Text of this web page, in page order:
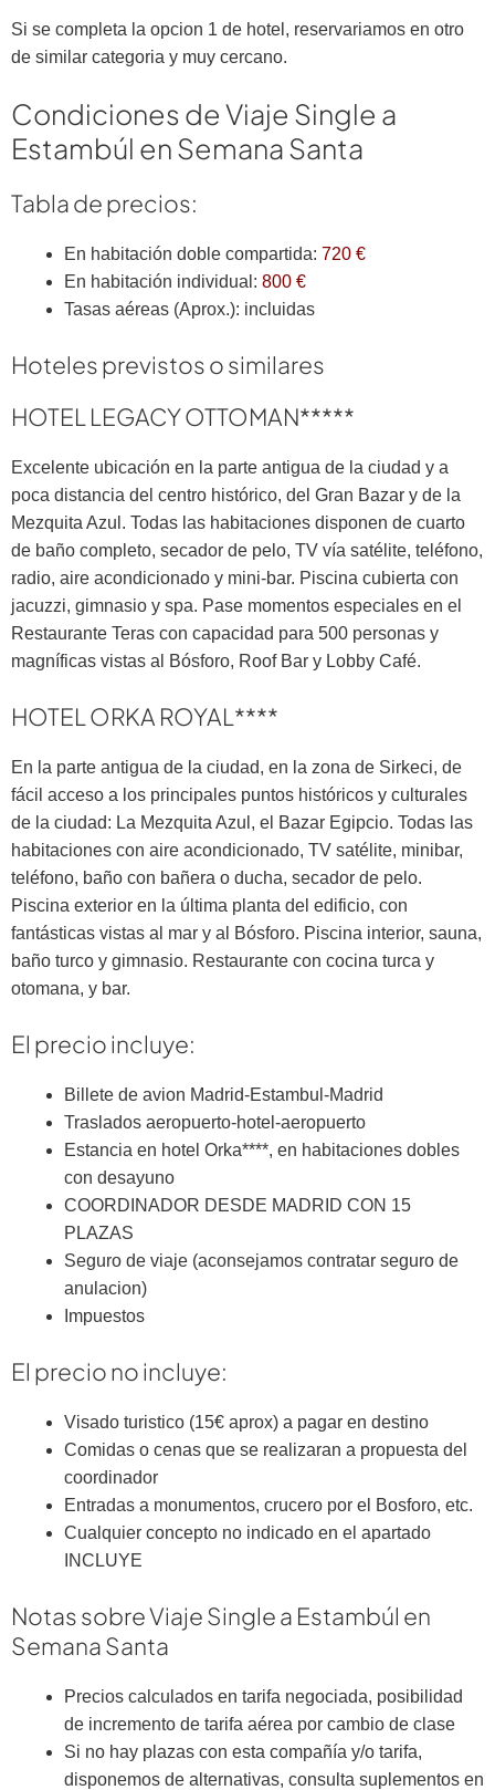
Si se completa la opcion 1 de hotel, reservariamos en otro
de similar categoria y muy cercano.
Condiciones de Viaje Single a
Estambúl en Semana Santa
Tabla de precios:
En habitación doble compartida: 720 €
En habitación individual: 800 €
Tasas aéreas (Aprox.): incluidas
Hoteles previstos o similares
HOTEL LEGACY OTTOMAN*****
Excelente ubicación en la parte antigua de la ciudad y a
poca distancia del centro histórico, del Gran Bazar y de la
Mezquita Azul. Todas las habitaciones disponen de cuarto
de baño completo, secador de pelo, TV vía satélite, teléfono,
radio, aire acondicionado y mini-bar. Piscina cubierta con
jacuzzi, gimnasio y spa. Pase momentos especiales en el
Restaurante Teras con capacidad para 500 personas y
magníficas vistas al Bósforo, Roof Bar y Lobby Café.
HOTEL ORKA ROYAL****
En la parte antigua de la ciudad, en la zona de Sirkeci, de
fácil acceso a los principales puntos históricos y culturales
de la ciudad: La Mezquita Azul, el Bazar Egipcio. Todas las
habitaciones con aire acondicionado, TV satélite, minibar,
teléfono, baño con bañera o ducha, secador de pelo.
Piscina exterior en la última planta del edificio, con
fantásticas vistas al mar y al Bósforo. Piscina interior, sauna,
baño turco y gimnasio. Restaurante con cocina turca y
otomana, y bar.
El precio incluye:
Billete de avion Madrid-Estambul-Madrid
Traslados aeropuerto-hotel-aeropuerto
Estancia en hotel Orka****, en habitaciones dobles
con desayuno
COORDINADOR DESDE MADRID CON 15
PLAZAS
Seguro de viaje (aconsejamos contratar seguro de
anulacion)
Impuestos
El precio no incluye:
Visado turistico (15€ aprox) a pagar en destino
Comidas o cenas que se realizaran a propuesta del
coordinador
Entradas a monumentos, crucero por el Bosforo, etc.
Cualquier concepto no indicado en el apartado
INCLUYE
Notas sobre Viaje Single a Estambúl en
Semana Santa
Precios calculados en tarifa negociada, posibilidad
de incremento de tarifa aérea por cambio de clase
Si no hay plazas con esta compañía y/o tarifa,
disponemos de alternativas, consulta suplementos en